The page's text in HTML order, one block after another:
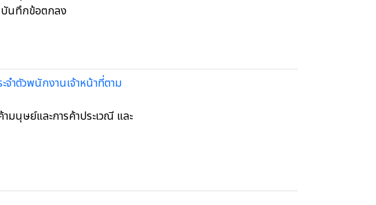
บันทึกข้อตกลง
จำตัวพนักงานเจ้าหน้าที่ตาม
มนุษย์และการค้าประเวณี และ